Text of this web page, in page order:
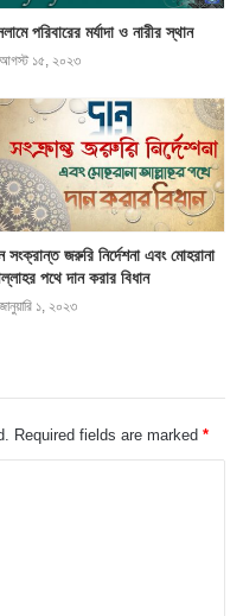
পরিবারের মর্যাদা ও নারীর স্থান
আগস্ট ১৫, ২০২৩
সংক্রান্ত জরুরি নির্দেশনা এবং মোহরানা
পথে দান করার বিধান
জানুয়ারি ১, ২০২৩
Required fields are marked *